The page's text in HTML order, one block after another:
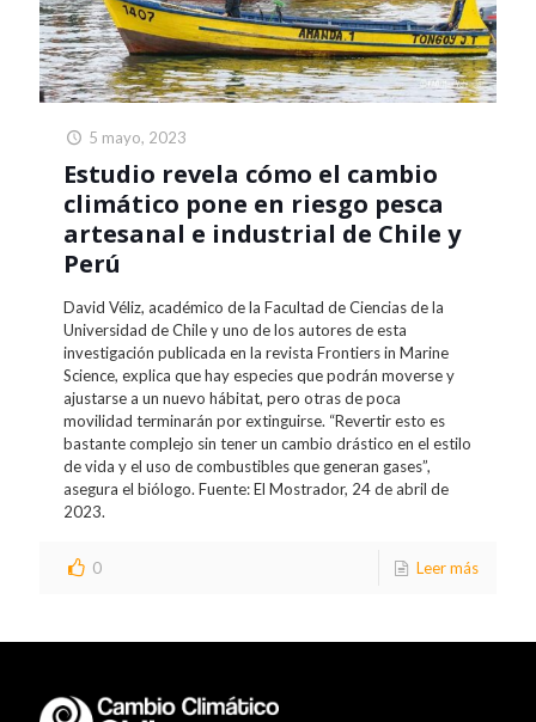
5 mayo, 2023
Estudio revela cómo el cambio
climático pone en riesgo pesca
artesanal e industrial de Chile y
Perú
David Véliz, académico de la Facultad de Ciencias de la
Universidad de Chile y uno de los autores de esta
investigación publicada en la revista Frontiers in Marine
Science, explica que hay especies que podrán moverse y
ajustarse a un nuevo hábitat, pero otras de poca
movilidad terminarán por extinguirse. “Revertir esto es
bastante complejo sin tener un cambio drástico en el estilo
de vida y el uso de combustibles que generan gases”,
asegura el biólogo. Fuente: El Mostrador, 24 de abril de
2023.
0 Leer más